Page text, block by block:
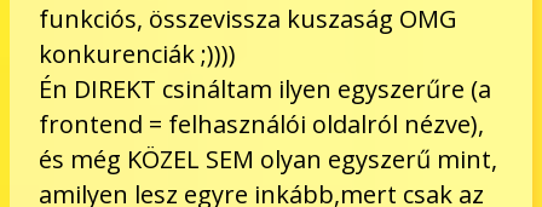
funkciós, összevissza kuszaság OMG
konkurenciák ;))))
Én DIREKT csináltam ilyen egyszerűre (a
frontend = felhasználói oldalról nézve),
és még KÖZEL SEM olyan egyszerű mint,
amilyen lesz egyre inkább,mert csak az